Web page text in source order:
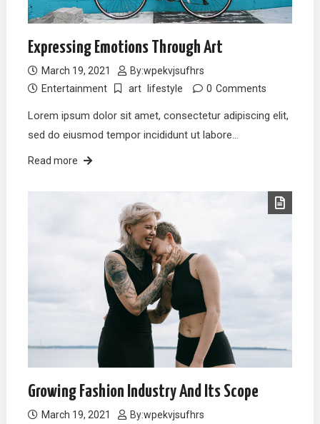
Expressing Emotions Through Art
March 19, 2021 By:wpekvjsufhrs
Entertainment
art lifestyle 0 Comments
Lorem ipsum dolor sit amet, consectetur adipiscing elit,
sed do eiusmod tempor incididunt ut labore…
Read more
Growing Fashion Industry And Its Scope
March 19, 2021 By:wpekvjsufhrs